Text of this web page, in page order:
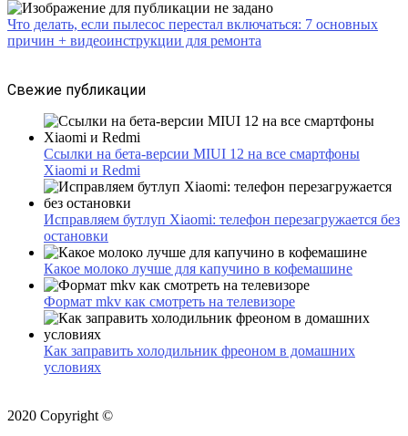
Что делать, если пылесос перестал включаться: 7 основных
причин + видеоинструкции для ремонта
Свежие публикации
Ссылки на бета-версии MIUI 12 на все смартфоны
Xiaomi и Redmi
Исправляем бутлуп Xiaomi: телефон перезагружается без
остановки
Какое молоко лучше для капучино в кофемашине
Формат mkv как смотреть на телевизоре
Как заправить холодильник фреоном в домашних
условиях
2020 Copyright ©